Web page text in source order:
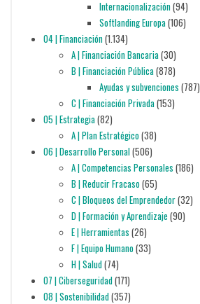
Internacionalización(94)
Softlanding Europa(106)
04 | Financiación(1.134)
A | Financiación Bancaria(30)
B | Financiación Pública(878)
Ayudas y subvenciones (787)
C | Financiación Privada(153)
05 | Estrategia(82)
A | Plan Estratégico(38)
06 | Desarrollo Personal(506)
A | Competencias Personales (186)
B | Reducir Fracaso(65)
C | Bloqueos del Emprendedor(32)
D | Formación y Aprendizaje (90)
E | Herramientas (26)
F | Equipo Humano(33)
H | Salud(74)
07 | Ciberseguridad(171)
08 | Sostenibilidad(357)